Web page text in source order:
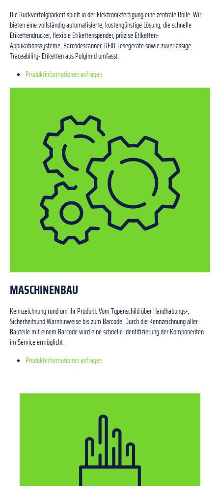
Die Rückverfolgbarkeit spielt in der Elektronikfertigung eine zentrale Rolle. Wir
bieten eine vollständig automatisierte, kostengünstige Lösung, die schnelle
Etikettendrucker, flexible Etikettenspender, präzise Etiketten-
Applikationssysteme, Barcodescanner, RFID-Lesegeräte sowie zuverlässige
Traceability- Etiketten aus Polyimid umfasst.
Produktinformationen anfragen
MASCHINENBAU
Kennzeichnung rund um Ihr Produkt. Vom Typenschild über Handhabungs-,
Sicherheitsund Warnhinweise bis zum Barcode. Durch die Kennzeichnung aller
Bauteile mit einem Barcode wird eine schnelle Identifizierung der Komponenten
im Service ermöglicht.
Produktinformationen anfragen